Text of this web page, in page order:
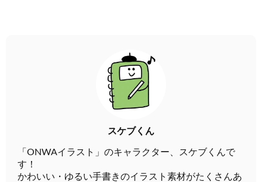
スケブくん
「ONWAイラスト」のキャラクター、スケブくんで
す！
かわいい・ゆるい手書きのイラスト素材がたくさんあ